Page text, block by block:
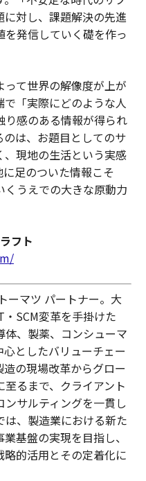
対し、課題解決の先進
発信していく礎を作っ
て世界の解像度が上が
「実際にどのような人
感のある情報が得られ
は、お題目としてのサ
、現地の生活という実感
足のついた情報こそ
うえでの大きな原動力
フト
ーマツ パートナー。大
SCM変革を手掛けた
、製薬、コンシューマ
としたバリューチェー
の現場改革からグロー
るまで、クライアント
サルティングを一貫し
、製造業における新た
基盤の実現を目指し、
的活用とその定着化に